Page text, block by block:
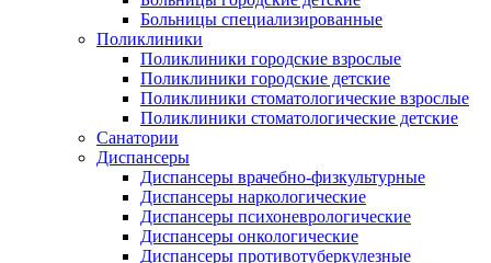
Больницы специализированные
Поликлиники
Поликлиники городские взрослые
Поликлиники городские детские
Поликлиники стоматологические взрослые
Поликлиники стоматологические детские
Санатории
Диспансеры
Диспансеры врачебно-физкультурные
Диспансеры наркологические
Диспансеры психоневрологические
Диспансеры онкологические
Диспансеры противотуберкулезные